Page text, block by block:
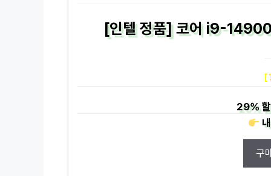
[인텔 정품] 코어 i9-
[
29%
구